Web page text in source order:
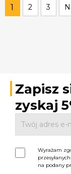
1 2 3
Zapisz
zyskaj
Wyrażam
na podany